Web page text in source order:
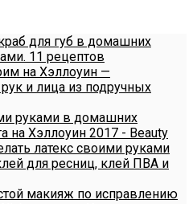
для губ в домашних
11 рецептов
на Хэллоуин —
и лица из подручных
руками в домашних
на Хэллоуин 2017 - Beauty
латекс своими руками
для ресниц, клей ПВА и
макияж по исправлению